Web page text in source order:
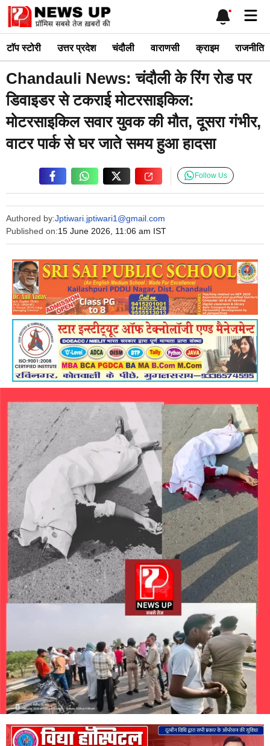
Skip
content
टाॅप स्टोरी उत्तर प्रदेश चंदौली वाराणसी क्राइम राजनीति
Chandauli News: चंदौली के रिंग रोड पर
डिवाइडर से टकराई मोटरसाइकिल:
मोटरसाइकिल सवार युवक की मौत, दूसरा गंभीर,
वाटर पार्क से घर जाते समय हुआ हादसा
Authored by:Jptiwari.jptiwari1@gmail.com
Published on:15 June 2026, 11:06 am IST
Follow Us